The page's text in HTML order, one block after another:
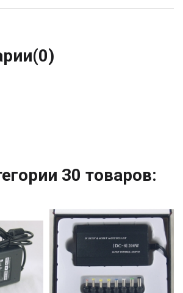
(0)
30 товаров: